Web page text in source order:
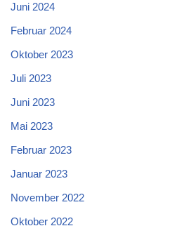
Juni 2024
Februar 2024
Oktober 2023
Juli 2023
Juni 2023
Mai 2023
Februar 2023
Januar 2023
November 2022
Oktober 2022